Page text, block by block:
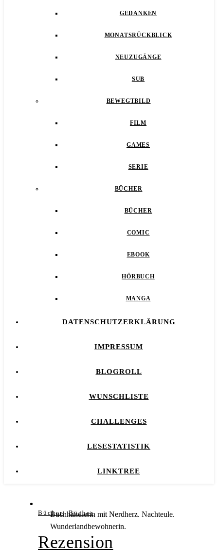
GEDANKEN
MONATSRÜCKBLICK
NEUZUGÄNGE
SUB
BEWEGTBILD
FILM
GAMES
SERIE
BÜCHER
BÜCHER
COMIC
EBOOK
HÖRBUCH
MANGA
DATENSCHUTZERKLÄRUNG
IMPRESSUM
BLOGROLL
WUNSCHLISTE
CHALLENGES
LESESTATISTIK
LINKTREE
Bücher,Bücher
Rezension
Buchhändlerin mit Nerdherz. Nachteule.
Wunderlandbewohnerin.